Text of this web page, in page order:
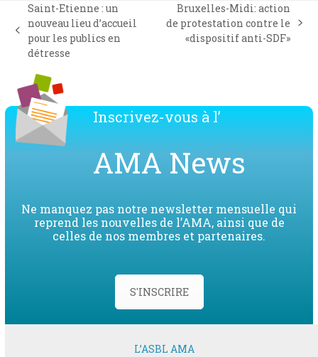
previous
post:
Saint-Etienne : un
nouveau lieu d’accueil
pour les publics en
détresse
next
post:
Bruxelles-Midi: action
de protestation contre le
«dispositif anti-SDF»
Inscrivez-vous à l’
AMA News
Ne manquez pas notre newsletter mensuelle qui
reprend les nouvelles de l’AMA, ainsi que de
celles de nos membres et partenaires.
S'INSCRIRE
L’ASBL AMA